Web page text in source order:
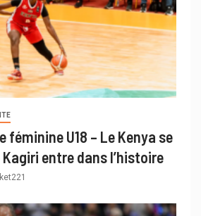
féminine U18 – Le Kenya se
entre dans l’histoire